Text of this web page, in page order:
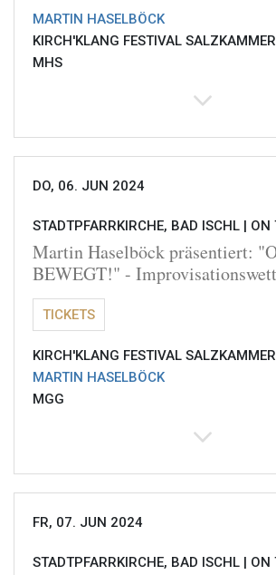
MARTIN HASELBÖCK
KIRCH'KLANG FESTIVAL
MHS
DO, 06. JUN 2024
STADTPFARRKIRCHE, BAD ISCHL | ON
Martin Haselböck präsentiert:
BEWEGT!" -
TICKETS
KIRCH'KLANG FESTIVAL
MARTIN HASELBÖCK
MGG
FR, 07. JUN 2024
STADTPFARRKIRCHE, BAD ISCHL | ON